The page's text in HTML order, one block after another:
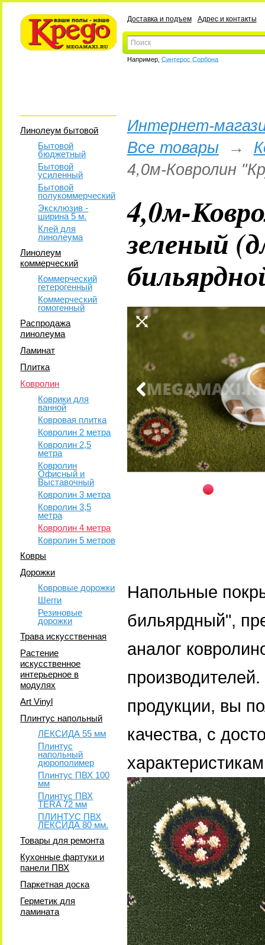
Доставка и подъем Адрес и контакты
Например, Синтерос Сорбона
Линолеум бытовой
Бытовой
бюджетный
Бытовой
усиленный
Бытовой
полукоммерческий
Эксклюзив -
ширина 5 м.
Клей для
линолеума
Линолеум
коммерческий
Коммерческий
гетерогенный
Коммерческий
гомогенный
Распродажа
линолеума
Ламинат
Плитка
Ковролин
Коврики для
ванной
Ковровая плитка
Ковролин 2 метра
Ковролин 2,5
метра
Ковролин
Офисный и
Выставочный
Ковролин 3 метра
Ковролин 3,5
метра
Ковролин 4 метра
Ковролин 5 метров
Ковры
Дорожки
Ковровые дорожки
Шегги
Резиновые
дорожки
Трава искусственная
Растение
искусственное
интерьерное в
модулях
Art Vinyl
Плинтус напольный
ЛЕКСИДА 55 мм
Плинтус
напольный
дюрополимер
Плинтус ПВХ 100
мм
Плинтус ПВХ
TERA 72 мм
ПЛИНТУС ПВХ
ЛЕКСИДА 80 мм.
Товары для ремонта
Кухонные фартуки и
панели ПВХ
Паркетная доска
Герметик для
ламината
Интернет-
Все товары→
4,0м-Ковролин
4,0м-
зеленый
Напольные
бильярдный",
аналог
продукции, вы
качества, с